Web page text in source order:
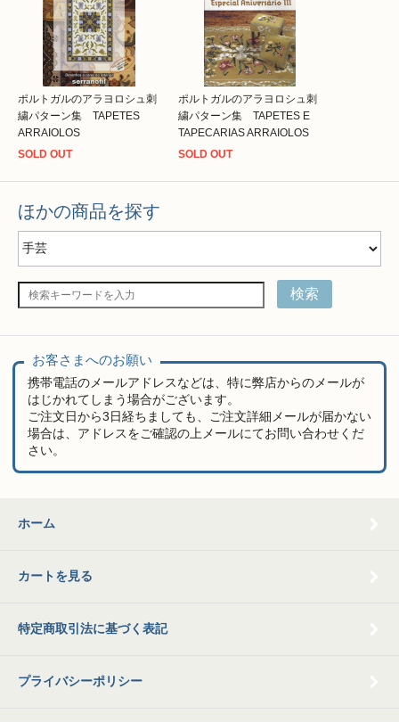
ポルトガルのアラヨロシュ刺
繍パターン集 TAPETES
ARRAIOLOS
SOLD OUT
ポルトガルのアラヨロシュ刺
繍パターン集 TAPETES E
TAPECARIAS ARRAIOLOS
SOLD OUT
ほかの商品を探す
検索
お客さまへのお願い
携帯電話のメールアドレスなどは、特に弊店からのメールが
はじかれてしまう場合がございます。
ご注文日から3日経ちましても、ご注文詳細メールが届かない
場合は、アドレスをご確認の上メールにてお問い合わせくだ
さい。
ホーム
カートを見る
特定商取引法に基づく表記
プライバシーポリシー